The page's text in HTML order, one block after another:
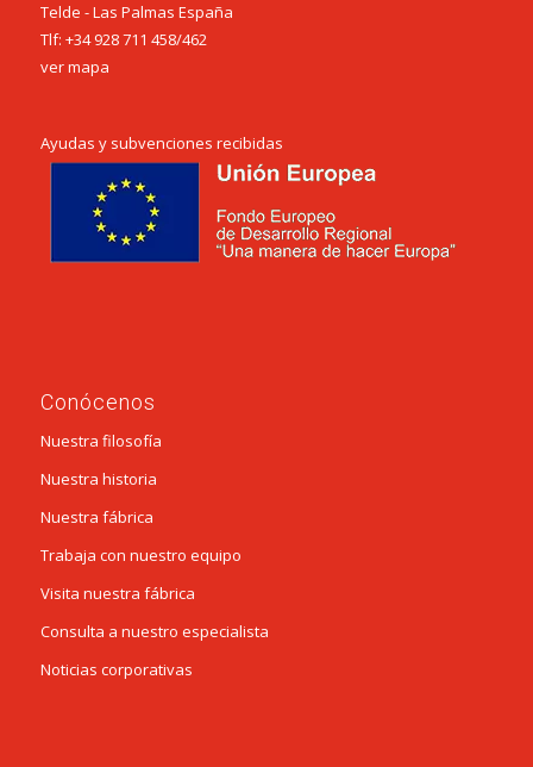
Telde - Las Palmas España
Tlf: +34 928 711 458/462
ver mapa
Ayudas y subvenciones recibidas
Conócenos
Nuestra filosofía
Nuestra historia
Nuestra fábrica
Trabaja con nuestro equipo
Visita nuestra fábrica
Consulta a nuestro especialista
Noticias corporativas